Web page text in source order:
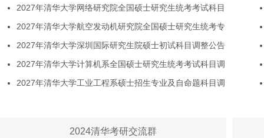
2027年清华大学网络研究院全国硕士研究生统考考试科目
2027年清华大学航空发动机研究院全国硕士研究生统考专
2027年清华大学深圳国际研究生院硕士初试科目调整公告
2027年清华大学计算机系全国硕士研究生统考考试科目调
2027年清华大学工业工程系硕士招生专业及自命题科目调
2024清华考研交流群